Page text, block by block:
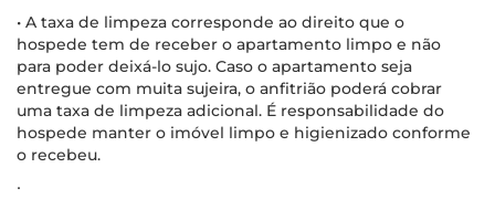
• A taxa de limpeza corresponde ao direito que o
hospede tem de receber o apartamento limpo e não
para poder deixá-lo sujo. Caso o apartamento seja
entregue com muita sujeira, o anfitrião poderá cobrar
uma taxa de limpeza adicional. É responsabilidade do
hospede manter o imóvel limpo e higienizado conforme
o recebeu.
∙